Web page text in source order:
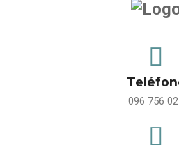
096 756